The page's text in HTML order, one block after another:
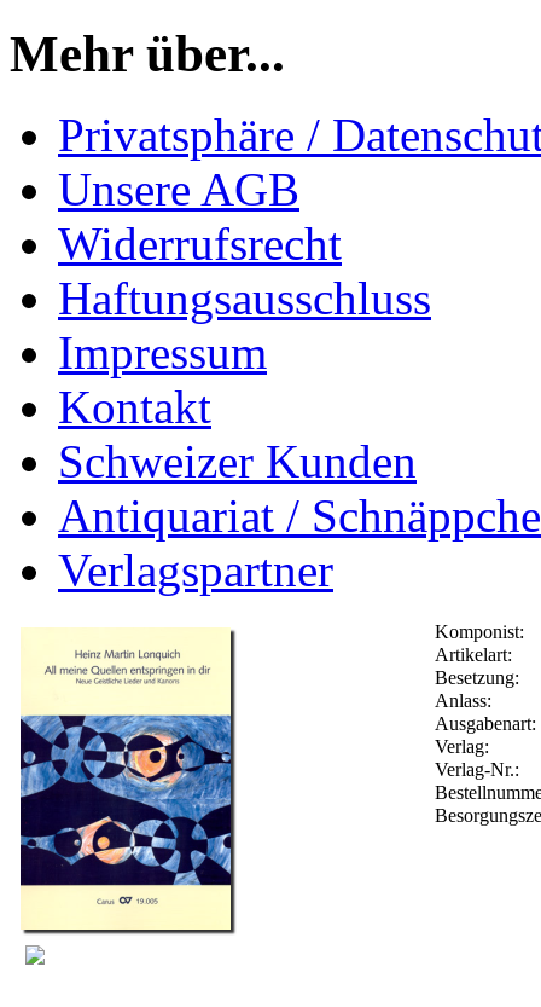
Mehr über...
Privatsphäre /
Unsere AGB
Widerrufsrecht
Haftungsausschluss
Impressum
Kontakt
Schweizer Kunden
Antiquariat /
Verlagspartner
Komponist:
Artikelart:
Besetzung:
Anlass:
Ausgabenart:
Verlag:
Verlag-Nr.: